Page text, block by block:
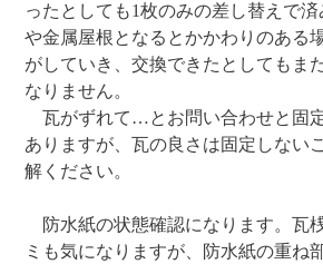
ったとしても1枚のみの差し替えで済
や金属屋根となるとかかわりのある
がしていき、交換できたとしてもま
なりません。
瓦がずれて…とお問い合わせと固
ありますが、瓦の良さは固定しない
解ください。
防水紙の状態確認になります。瓦
ミも気になりますが、防水紙の重ね